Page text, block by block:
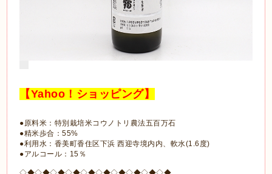
【Yahoo！ショッピング】
●原料米：特別栽培米コウノトリ農法五百万石
●精米歩合：55%
●利用水：香美町香住区下浜 西迎寺境内内、軟水(1.6度)
●アルコール：15％